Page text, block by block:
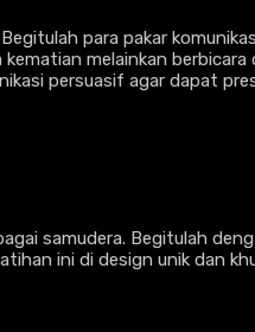
para pakar
melainkan
persuasif agar dapat
samudera. Begitulah
ini di design unik dan